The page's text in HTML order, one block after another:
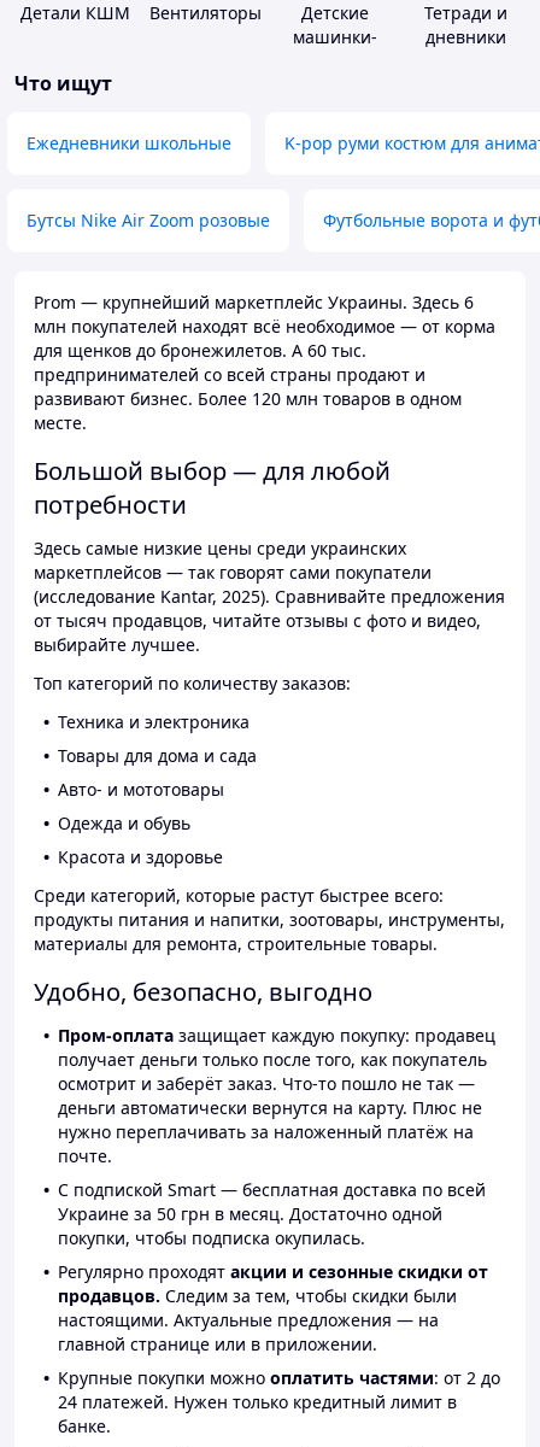
Детали КШМ Вентиляторы
Детские
машинки-
Тетради и
дневники
Что ищут
Ежедневники школьные K-pop руми костюм для
Бутсы Nike Air Zoom розовые Футбольные ворота и
Prom — крупнейший маркетплейс Украины. Здесь 6
млн покупателей находят всё необходимое — от корма
для щенков до бронежилетов. А 60 тыс.
предпринимателей со всей страны продают и
развивают бизнес. Более 120 млн товаров в одном
месте.
Большой выбор — для любой
потребности
Здесь самые низкие цены среди украинских
маркетплейсов — так говорят сами покупатели
(исследование Kantar, 2025). Сравнивайте предложения
от тысяч продавцов, читайте отзывы с фото и видео,
выбирайте лучшее.
Топ категорий по количеству заказов:
Техника и электроника
Товары для дома и сада
Авто- и мототовары
Одежда и обувь
Красота и здоровье
Среди категорий, которые растут быстрее всего:
продукты питания и напитки, зоотовары, инструменты,
материалы для ремонта, строительные товары.
Удобно, безопасно, выгодно
Пром-оплата защищает каждую покупку: продавец
получает деньги только после того, как покупатель
осмотрит и заберёт заказ. Что-то пошло не так —
деньги автоматически вернутся на карту. Плюс не
нужно переплачивать за наложенный платёж на
почте.
С подпиской Smart — бесплатная доставка по всей
Украине за 50 грн в месяц. Достаточно одной
покупки, чтобы подписка окупилась.
Регулярно проходят акции и сезонные скидки от
продавцов. Следим за тем, чтобы скидки были
настоящими. Актуальные предложения — на
главной странице или в приложении.
Крупные покупки можно оплатить частями: от 2 до
24 платежей. Нужен только кредитный лимит в
банке.